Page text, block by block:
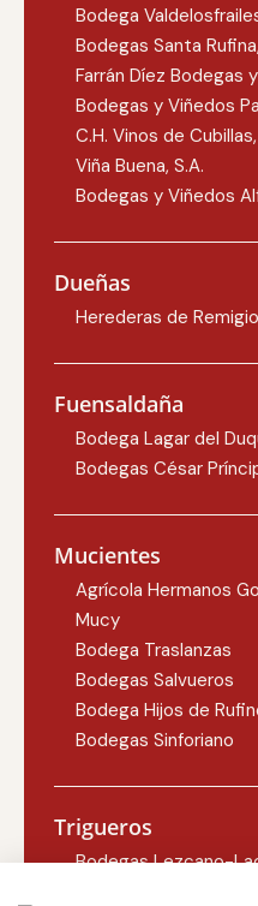
Bodega
Bodegas Santa
Farrán Díez Bodegas
Bodegas y Viñedos
C.H. Vinos de Cubillas,
Viña Buena, S.A.
Bodegas y Viñedos
Dueñas
Herederas de
Fuensaldaña
Bodega Lagar del
Bodegas César
Mucientes
Agrícola Hermanos
Mucy
Bodega Traslanzas
Bodegas Salvueros
Bodega Hijos de
Bodegas Sinforiano
Trigueros
Bodegas Lezcano-